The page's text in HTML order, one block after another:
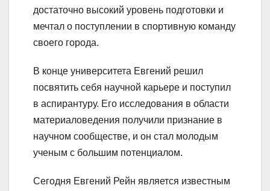
достаточно высокий уровень подготовки и
мечтал о поступлении в спортивную команду
своего города.
В конце университета Евгений решил
посвятить себя научной карьере и поступил
в аспирантуру. Его исследования в области
материаловедения получили признание в
научном сообществе, и он стал молодым
ученым с большим потенциалом.
Сегодня Евгений Рейн является известным